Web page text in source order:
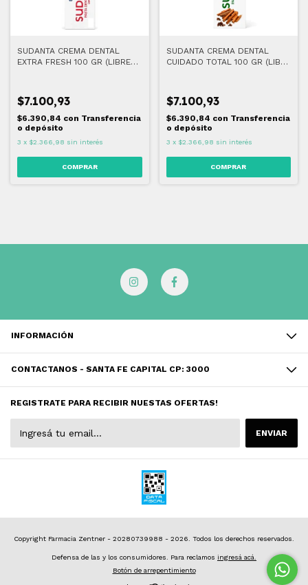
SUDANTA CREMA DENTAL
EXTRA FRESH 100 GR (LIBRE
$7.100,93
$6.390,84 con Transferencia
o depósito
3 x $2.366,98 sin interés
SUDANTA CREMA DENTAL
CUIDADO TOTAL 100 GR (LIBRE
$7.100,93
$6.390,84 con Transferencia
o depósito
3 x $2.366,98 sin interés
INFORMACIÓN
CONTACTANOS - SANTA FE CAPITAL CP: 3000
REGISTRATE PARA RECIBIR NUESTAS OFERTAS!
Copyright Farmacia Zentner - 20280739988 - 2026. Todos los derechos reservados.
Defensa de las y los consumidores. Para reclamos ingresá acá.
Botón de arrepentimiento